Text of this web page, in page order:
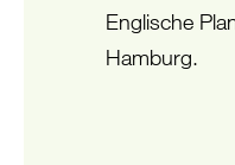
Englische
Hamburg.